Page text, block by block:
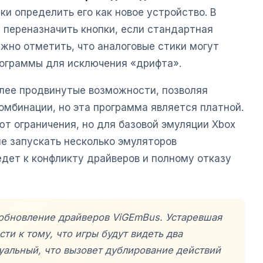
определить его как новое устройство. В
кнопки, если стандартная
отметить, что аналоговые стики могут
для исключения «дрифта».
продвинутые возможности, позволяя
но эта программа является платной.
ограничения, но для базовой эмуляции Xbox
несколько эмуляторов
к конфликту драйверов и полному отказу
драйверов ViGEmBus. Устаревшая
к тому, что игры будут видеть два
что вызовет дублирование действий